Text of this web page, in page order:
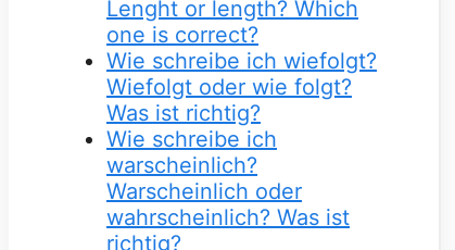
Lenght or length? Which
one is correct?
Wie schreibe ich wiefolgt?
Wiefolgt oder wie folgt?
Was ist richtig?
Wie schreibe ich
warscheinlich?
Warscheinlich oder
wahrscheinlich? Was ist
richtig?